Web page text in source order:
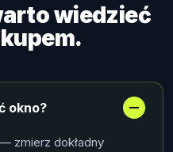
wiedzieć
okno?
zmierz dokładny